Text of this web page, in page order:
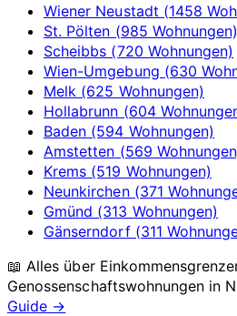
Wiener Neustadt (1458
St. Pölten (985 Wohnungen)
Scheibbs (720 Wohnungen)
Wien-Umgebung (630
Melk (625 Wohnungen)
Hollabrunn (604
Baden (594 Wohnungen)
Amstetten (569
Krems (519 Wohnungen)
Neunkirchen (371
Gmünd (313 Wohnungen)
Gänserndorf (311
📖 Alles über
Genossenschaftswohnungen in
Guide →